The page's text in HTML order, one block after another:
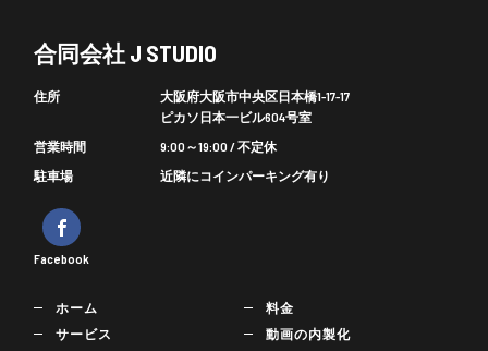
合同会社 J STUDIO
住所
大阪府大阪市中央区日本橋1-17-17
ピカソ日本一ビル604号室
営業時間
9:00～19:00 / 不定休
駐車場
近隣にコインパーキング有り
Facebook
ホーム
サービス
料金
動画の内製化